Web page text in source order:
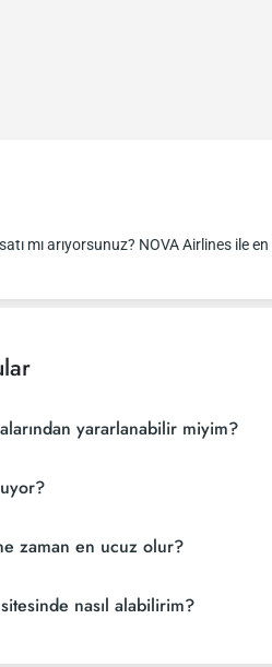
mı arıyorsunuz? NOVA Airlines ile
yararlanabilir miyim?
zaman en ucuz olur?
nasıl alabilirim?